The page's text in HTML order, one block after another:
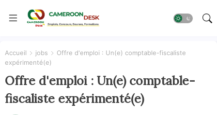
Accueil jobs
Offre d'emploi : Un(e) comptable-fiscaliste
expérimenté(e)
Offre d'emploi : Un(e) comptable-
fiscaliste expérimenté(e)